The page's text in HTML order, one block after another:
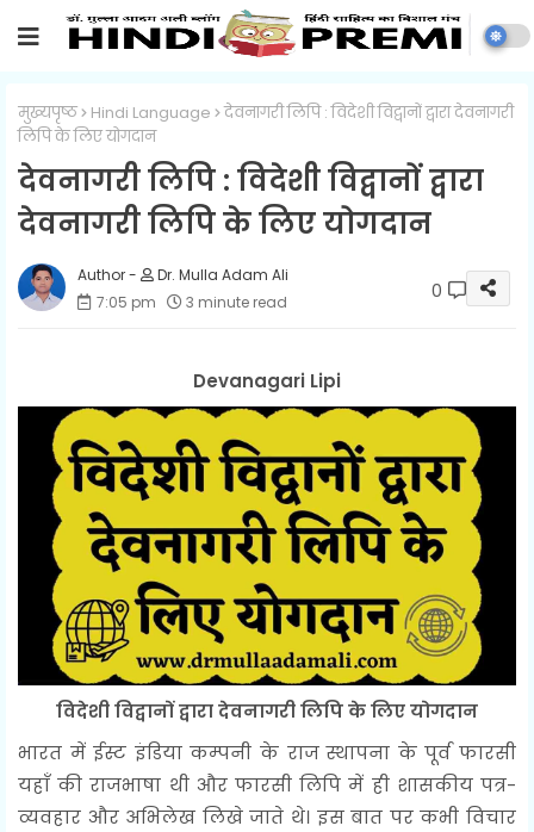
मुख्यपृष्ठ Hindi Language
देवनागरी लिपि : विदेशी विद्वानों द्वारा देवनागरी
लिपि के लिए योगदान
देवनागरी लिपि : विदेशी विद्वानों द्वारा
देवनागरी लिपि के लिए योगदान
Dr. Mulla Adam Ali
7:05 pm
3 minute read 0
Devanagari Lipi
विदेशी विद्वानों द्वारा देवनागरी लिपि के लिए योगदान
भारत में ईस्ट इंडिया कम्पनी के राज स्थापना के पूर्व फारसी
यहाँ की राजभाषा थी और फारसी लिपि में ही शासकीय पत्र-
व्यवहार और अभिलेख लिखे जाते थे। इस बात पर कभी विचार